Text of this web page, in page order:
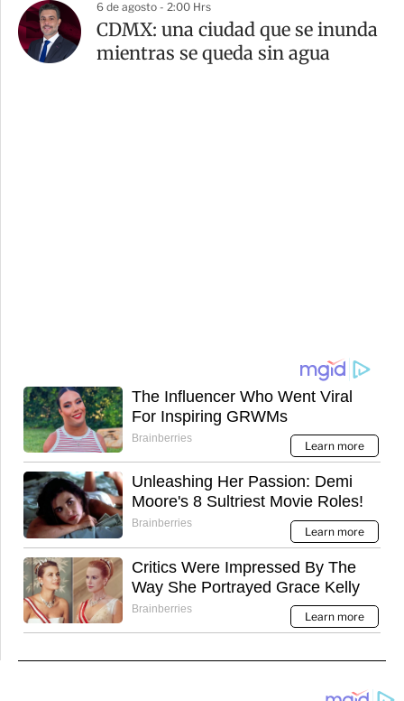
6 de agosto - 2:00 Hrs
CDMX: una ciudad que se inunda
mientras se queda sin agua